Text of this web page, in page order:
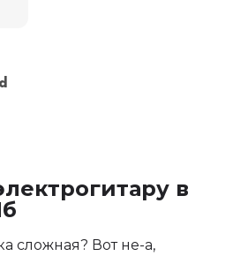
в
сложная? Вот не-а,